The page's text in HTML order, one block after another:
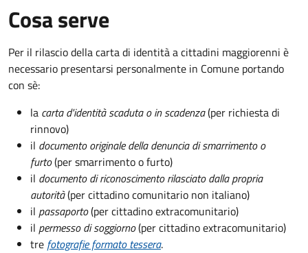
Cosa serve
Per il rilascio della carta di identità a cittadini maggiorenni è
necessario presentarsi personalmente in Comune portando
con sè:
la carta d'identità scaduta o in scadenza(per richiesta di
rinnovo)
il documento originale della denuncia di smarrimento o
furto(per smarrimento o furto)
il documento di riconoscimento rilasciato dalla propria
autorità(per cittadino comunitario non italiano)
il passaporto(per cittadino extracomunitario)
il permesso di soggiorno(per cittadino extracomunitario)
tre fotografie formato tessera.